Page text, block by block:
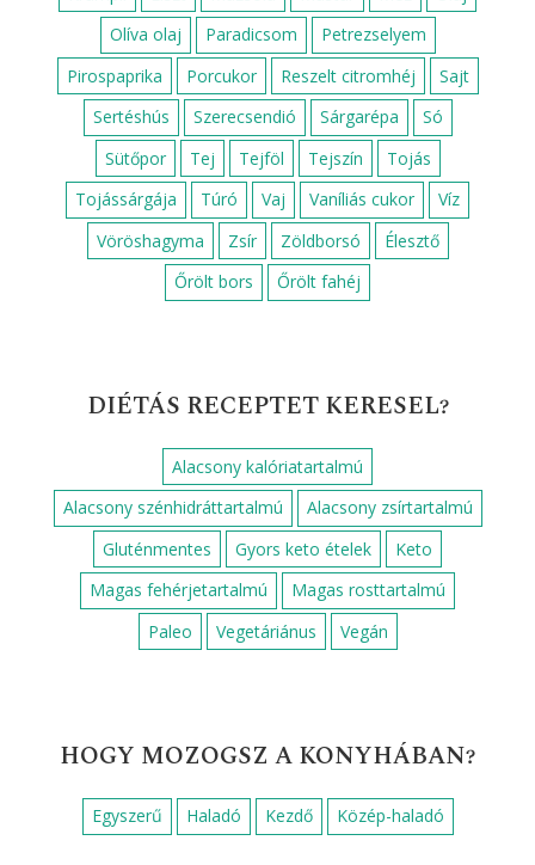
Olíva olaj
Paradicsom
Petrezselyem
Pirospaprika
Porcukor Reszelt citromhéj
Sajt
Sertéshús
Szerecsendió Sárgarépa
Só
Sütőpor
Tej Tejföl Tejszín
Tojás
Tojássárgája
Túró Vaj Vaníliás cukor
Víz
Vöröshagyma
Zsír Zöldborsó
Élesztő
Őrölt bors
Őrölt fahéj
DIÉTÁS RECEPTET KERESEL?
Alacsony kalóriatartalmú
Alacsony szénhidráttartalmú
Alacsony zsírtartalmú
Gluténmentes
Gyors keto ételek
Keto
Magas fehérjetartalmú
Magas rosttartalmú
Paleo
Vegetáriánus Vegán
HOGY MOZOGSZ A KONYHÁBAN?
Egyszerű Haladó Kezdő Közép-haladó